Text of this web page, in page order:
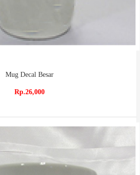
Mug Decal Besar
Rp.26,000